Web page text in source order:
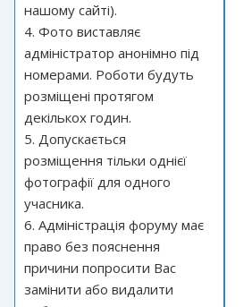
нашому сайті).
4. Фото виставляє
адміністратор анонімно під
номерами. Роботи будуть
розміщені протягом
декількох годин.
5. Допускається
розміщення тільки однієї
фотографії для одного
учасника.
6. Адміністрація форуму має
право без пояснення
причини попросити Вас
замінити або видалити